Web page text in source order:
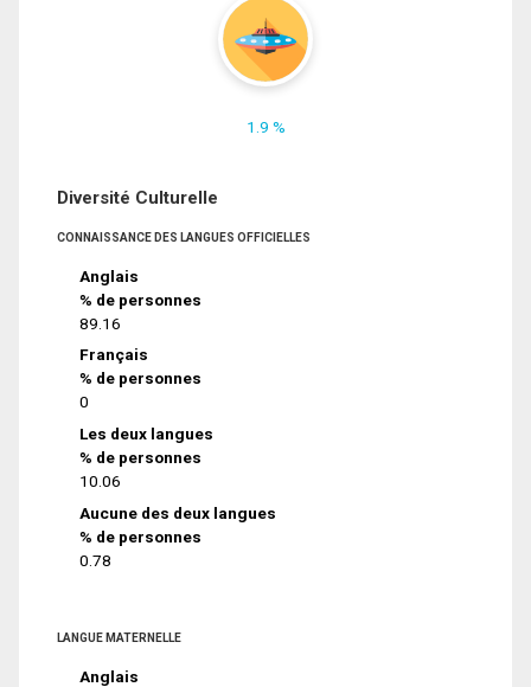
1.9 %
Diversité Culturelle
CONNAISSANCE DES LANGUES OFFICIELLES
Anglais
% de personnes
89.16
Français
% de personnes
0
Les deux langues
% de personnes
10.06
Aucune des deux langues
% de personnes
0.78
LANGUE MATERNELLE
Anglais